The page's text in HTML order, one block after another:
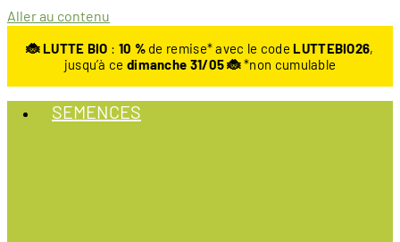
Aller au contenu
🐞 LUTTE BIO : 10 %de remise* avec le code LUTTEBIO26,
jusqu’à ce dimanche 31/05 🐞*non cumulable
SEMENCES